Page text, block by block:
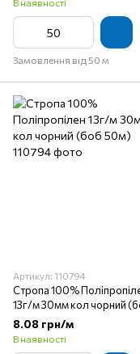
В наявності
Замовлення від 50 м
Артикул: 110794
Стропа 100%
13г/м 30мм кол чорний
50м)
8.08 грн/м
В наявності